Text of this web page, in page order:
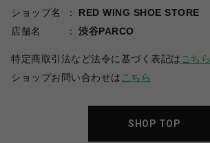
ショップ名
RED WING SHOE STORE
店舗名
渋谷PARCO
特定商取引法など法令に基づく表記は こちら
ショップお問い合わせは こちら
SHOP TOP